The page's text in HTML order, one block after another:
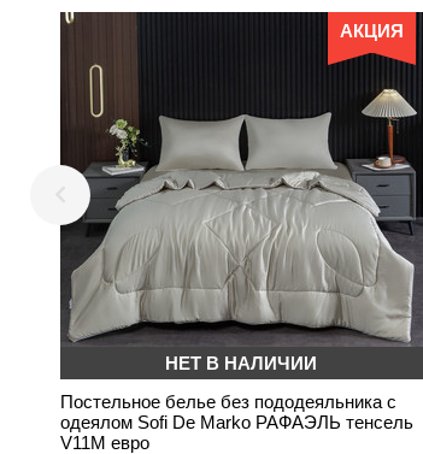
АКЦИЯ
НЕТ В НАЛИЧИИ
Постельное белье без пододеяльника с
одеялом Sofi De Marko РАФАЭЛЬ тенсель
V11М евро